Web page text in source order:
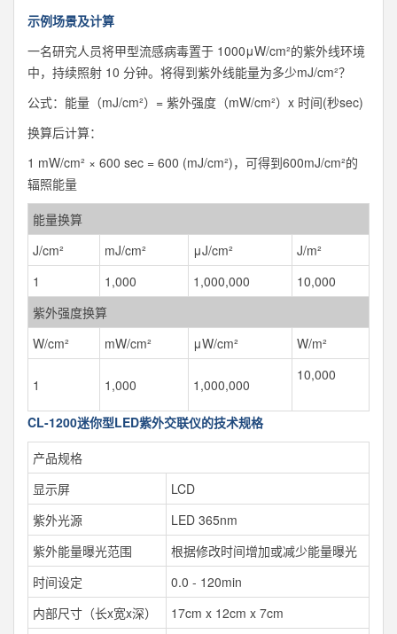
示例场景及计算
一名研究人员将甲型流感病毒置于 1000μW/cm²的紫外线环境
中，持续照射 10 分钟。将得到紫外线能量为多少mJ/cm²？
公式：能量（mJ/cm²）= 紫外强度（mW/cm²）x 时间(秒sec)
换算后计算：
1 mW/cm² × 600 sec = 600 (mJ/cm²)，可得到600mJ/cm²的
辐照能量
能量换算
J/cm²
mJ/cm² μJ/cm²
J/m²
1
1,000 1,000,000
10,000
紫外强度换算
W/cm²
mW/cm² μW/cm² W/m²
1 1,000 1,000,000
10,000
CL-1200迷你型LED紫外交联仪的技术规格
产品规格
显示屏
LCD
紫外光源
LED 365nm
紫外能量曝光范围
根据修改时间增加或减少能量曝光
时间设定
0.0 - 120min
内部尺寸（长x宽x深）
17cm x 12cm x 7cm